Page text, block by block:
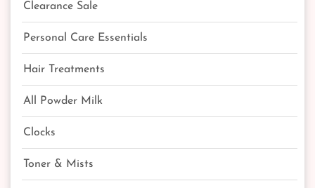
Clearance Sale
Personal Care Essentials
Hair Treatments
All Powder Milk
Clocks
Toner & Mists